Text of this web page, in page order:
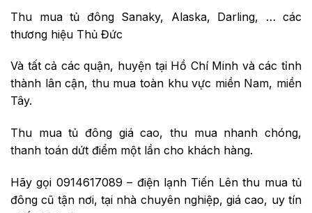
Thu mua tủ đông Sanaky, Alaska, Darling, … các
thương hiệu Thủ Đức
Và tất cả các quận, huyện tại Hồ Chí Minh và các tỉnh
thành lân cận, thu mua toàn khu vực miền Nam, miền
Tây.
Thu mua tủ đông giá cao, thu mua nhanh chóng,
thanh toán dứt điểm một lần cho khách hàng.
Hãy gọi 0914617089 – điện lạnh Tiến Lên thu mua tủ
đông cũ tận nơi, tại nhà chuyên nghiệp, giá cao, uy tín